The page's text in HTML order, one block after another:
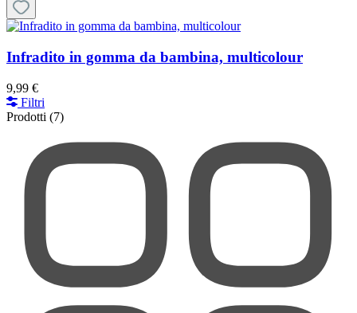
Infradito in gomma da bambina, multicolour
9,99 €
Filtri
Prodotti (7)